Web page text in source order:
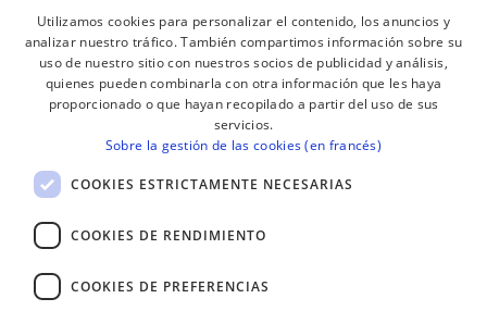
¡RECIBE NUESTROS BOLETINES!
Suscribirse
BASQUE
FRENCH
Utilizamos cookies para personalizar el contenido, los anuncios y
analizar nuestro tráfico. También compartimos información sobre su
uso de nuestro sitio con nuestros socios de publicidad y análisis,
quienes pueden combinarla con otra información que les haya
proporcionado o que hayan recopilado a partir del uso de sus
servicios.
Sobre la gestión de las cookies (en francés)
COOKIES ESTRICTAMENTE NECESARIAS
COOKIES DE RENDIMIENTO
COOKIES DE PREFERENCIAS